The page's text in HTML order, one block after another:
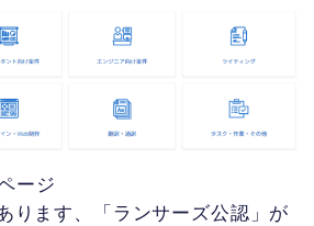
ージ
ります、「ランサーズ公認」が